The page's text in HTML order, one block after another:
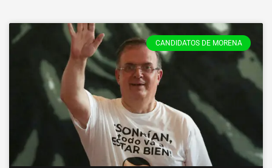
CANDIDATOS DE MORENA